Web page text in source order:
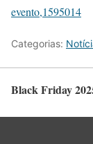
evento,1595014
Categorias:
Black Friday